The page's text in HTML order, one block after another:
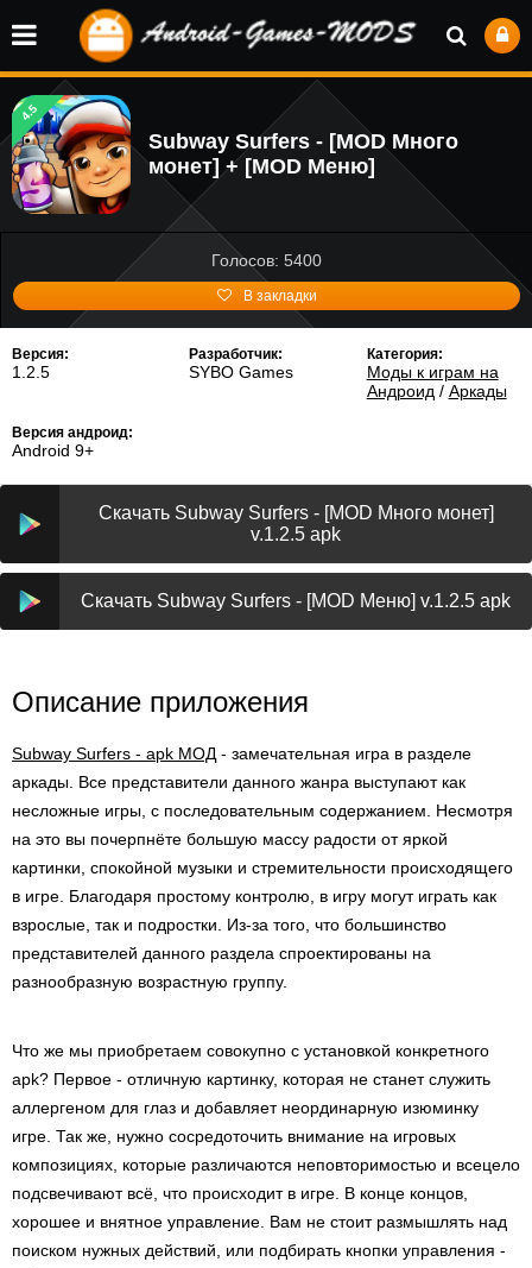
4.5
Subway Surfers - [MOD Много
монет] + [MOD Меню]
Голосов: 5400
В закладки
Версия:
1.2.5
Разработчик:
SYBO Games
Категория:
Моды к играм на
Андроид / Аркады
Версия андроид:
Android 9+
Скачать Subway Surfers - [MOD Много монет]
v.1.2.5 apk
Скачать Subway Surfers - [MOD Меню] v.1.2.5 apk
Описание приложения
Subway Surfers - apk МОД - замечательная игра в разделе
аркады. Все представители данного жанра выступают как
несложные игры, с последовательным содержанием. Несмотря
на это вы почерпнёте большую массу радости от яркой
картинки, спокойной музыки и стремительности происходящего
в игре. Благодаря простому контролю, в игру могут играть как
взрослые, так и подростки. Из-за того, что большинство
представителей данного раздела спроектированы на
разнообразную возрастную группу.
Что же мы приобретаем совокупно с установкой конкретного
apk? Первое - отличную картинку, которая не станет служить
аллергеном для глаз и добавляет неординарную изюминку
игре. Так же, нужно сосредоточить внимание на игровых
композициях, которые различаются неповторимостью и всецело
подсвечивают всё, что происходит в игре. В конце концов,
хорошее и внятное управление. Вам не стоит размышлять над
поиском нужных действий, или подбирать кнопки управления -